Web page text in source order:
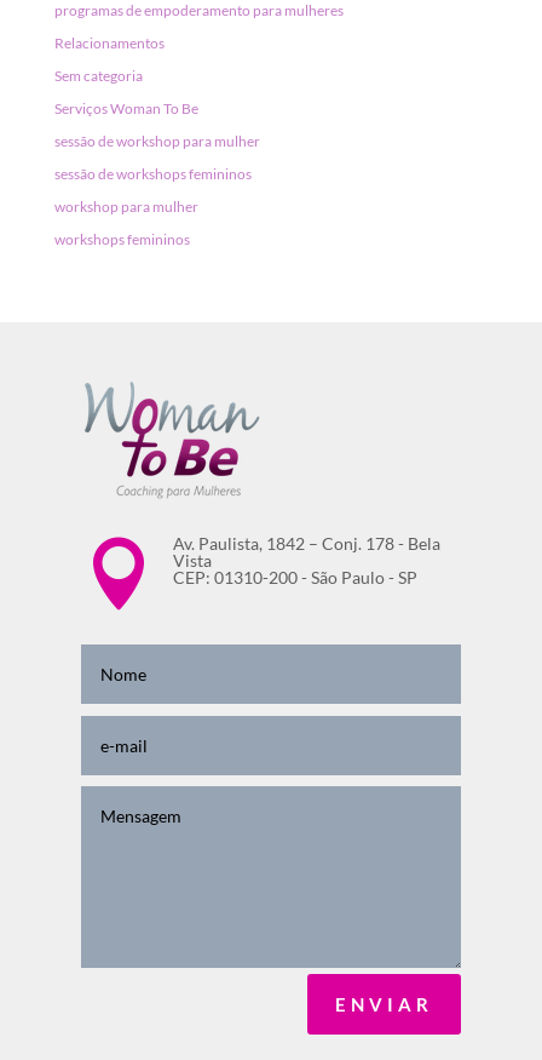
programas de empoderamento para mulheres
Relacionamentos
Sem categoria
Serviços Woman To Be
sessão de workshop para mulher
sessão de workshops femininos
workshop para mulher
workshops femininos

Av. Paulista, 1842 – Conj. 178 - Bela
Vista
CEP: 01310-200 - São Paulo - SP
ENVIAR